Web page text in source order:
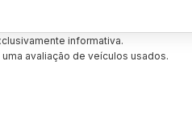
informativa.
avaliação de veículos usados.